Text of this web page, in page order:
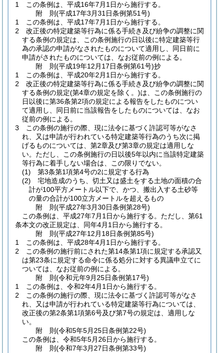
1
この条例は、平成16年7月1日から施行する。
附 則(平成17年3月31日条例第51号)
1
この条例は、平成17年7月1日から施行する。
2
改正後の特定建築等行為に係る手続き及び紛争の調整に関
する条例の規定は、この条例施行の日以後に特定建築等行
為の承認の申請がなされたものについて適用し、同日前に
申請がされたものについては、なお従前の例による。
附 則(平成19年12月17日条例第61号)抄
1
この条例は、平成20年2月1日から施行する。
2
改正後の特定建築等行為に係る手続き及び紛争の調整に関
する条例の規定(第4章の規定を除く。)は、この条例施行の
日以後に第36条第2項の規定による報告をしたものについ
て適用し、同日前に当該報告をしたものについては、なお
従前の例による。
3
この条例の施行の際、現に法令に基づく許認可等がなさ
れ、又は申請が行われている特定建築等行為のうち次に掲
げるものについては、第2章及び第3章の規定は適用しな
い。 ただし、この条例施行の日以後5年以内に当該特定建築
等行為に着手しない場合は、この限りでない。
(1)
第3条第1項第4号の2に規定する行為
(2)
宅地造成のうち、切土又は盛土をする土地の面積の合
計が100平方メートル以下で、かつ、搬出入する土砂等
の量の合計が100立方メートルを超えるもの
附 則(平成27年3月30日条例第28号)
この条例は、平成27年7月1日から施行する。 ただし、第61
条本文の改正規定は、同年4月1日から施行する。
附 則(平成27年12月18日条例第85号)
1
この条例は、平成28年4月1日から施行する。
2
この条例の施行前にされた第14条第1項に規定する承認又
は第23条に規定する命令に係る処分に対する異議申立てに
ついては、なお従前の例による。
附 則(令和元年9月25日条例第17号)
1
この条例は、令和2年4月1日から施行する。
2
この条例の施行の際、現に法令に基づく許認可等がなさ
れ、又は申請が行われている特定建築等行為については、
改正後の第2条第1項第6号及び第7号の規定は、適用しな
い。
附 則(令和5年5月25日条例第22号)
この条例は、令和5年5月26日から施行する。
附 則(令和7年3月27日条例第33号)